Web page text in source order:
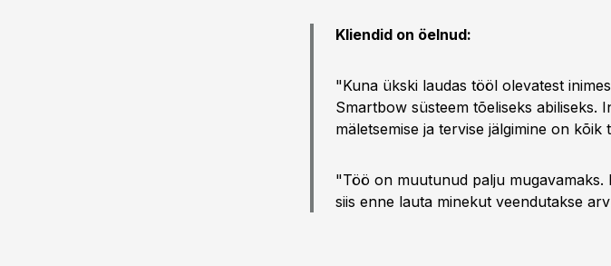
Kliendid on öelnud:
"Kuna ükski laudas tööl olevatest
Smartbow süsteem tõeliseks abiliseks.
mäletsemise ja tervise jälgimine on kõik
"Töö on muutunud palju
siis enne lauta minekut veendutakse